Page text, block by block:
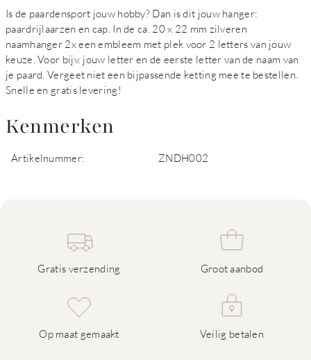
Is de paardensport jouw hobby? Dan is dit jouw hanger:
paardrijlaarzen en cap. In de ca. 20 x 22 mm zilveren
naamhanger 2x een embleem met plek voor 2 letters van jouw
keuze. Voor bijv. jouw letter en de eerste letter van de naam van
je paard. Vergeet niet een bijpassende ketting mee te bestellen.
Snelle en gratis levering!
Kenmerken
Artikelnummer: ZNDH002
Gratis verzending Groot aanbod
Op maat gemaakt Veilig betalen